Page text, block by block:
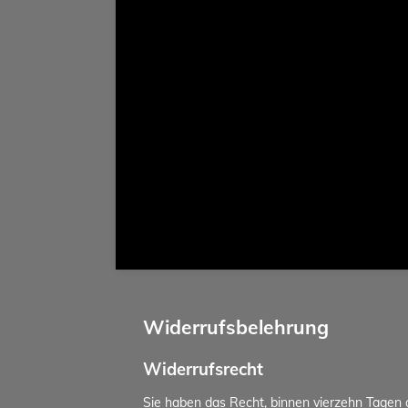
Widerrufsbelehrung
Widerrufsrecht
Sie haben das Recht, binnen vierzehn